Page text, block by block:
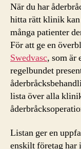
När du har
hitta rätt klinik kan
många patienter
För att ge en
Swedvasc, som är
regelbundet
lista över alla
Listan ger en
enskilt företag har